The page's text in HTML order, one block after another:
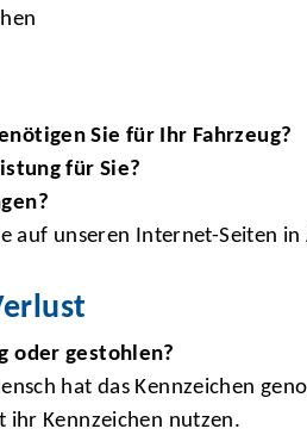
Sie für Ihr Fahrzeug?
für Sie?
auf unseren Internet-Seiten
oder gestohlen?
hat das Kennzeichen
ihr Kennzeichen nutzen.